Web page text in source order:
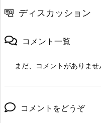
ディスカッション
コメント一覧
まだ、コメントがありませ
コメントをどうぞ